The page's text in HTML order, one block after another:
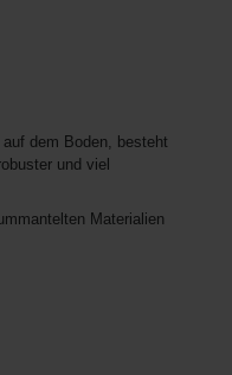
dem Boden, besteht
und viel
Materialien